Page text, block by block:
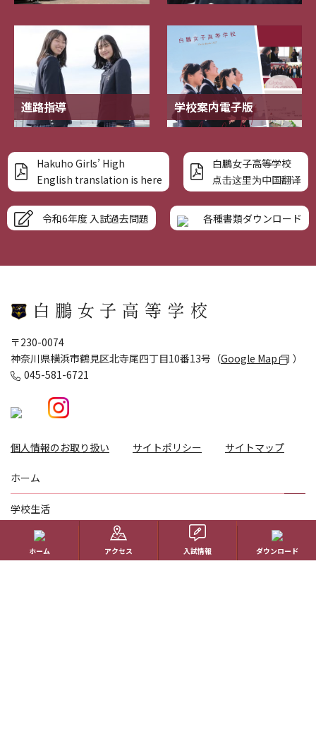
進路指導 学校案内電子版
Hakuho Girls’ High
English translation is here
白鵬女子高等学校
点击这里为中国翻译
令和6年度 入試過去問題 各種書類ダウンロード
〒230-0074
神奈川県横浜市鶴見区北寺尾四丁目10番13号（Google Map
）
045-581-6721
個人情報のお取り扱い サイトポリシー サイトマップ
ホーム
学校生活
コース紹介
ホーム アクセス 入試情報 ダウンロード